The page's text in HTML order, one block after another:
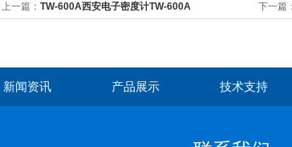
上一篇： TW-600A西安电子密度计TW-600A 下一篇：
新闻资讯 产品展示 技术支持